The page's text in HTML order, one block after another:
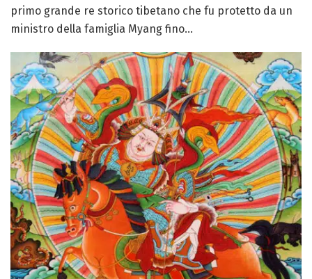
primo grande re storico tibetano che fu protetto da un
ministro della famiglia Myang fino...